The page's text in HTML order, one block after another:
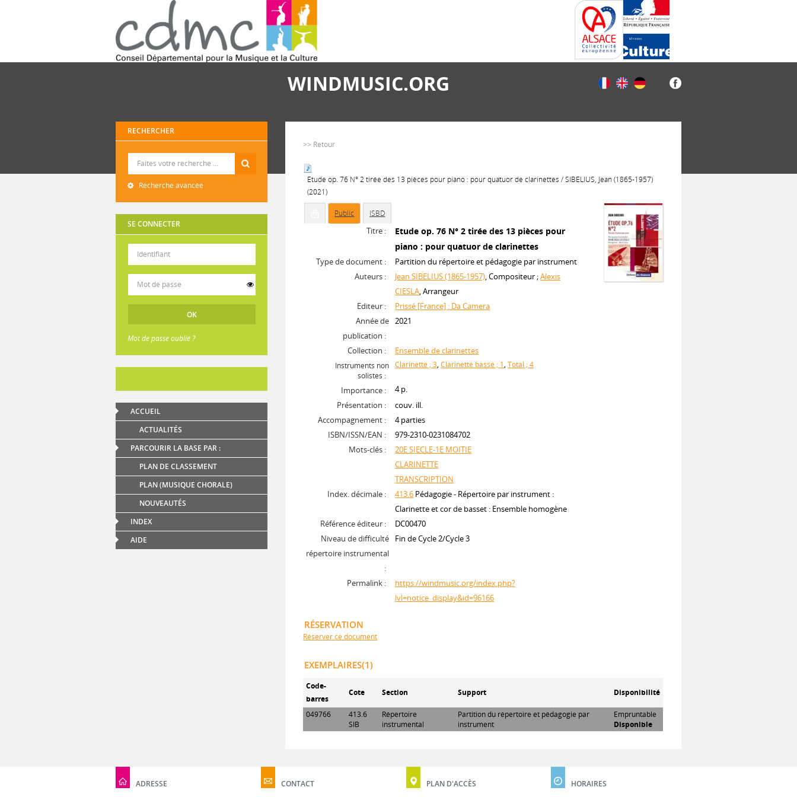
WINDMUSIC.ORG
RECHERCHER
Recherche avancée
SE CONNECTER
Mot de passe oublié ?
ACCUEIL
ACTUALITÉS
PARCOURIR LA BASE PAR :
PLAN DE CLASSEMENT
PLAN (MUSIQUE CHORALE)
NOUVEAUTÉS
INDEX
AIDE
>> Retour
Etude op. 76 N° 2 tirée des 13 pièces pour piano : pour quatuor de clarinettes / SIBELIUS, Jean (1865-1957)
(2021)
Public ISBD
Titre :
Etude op. 76 N° 2 tirée des 13 pièces pour
piano : pour quatuor de clarinettes
Type de document :
Partition du répertoire et pédagogie par instrument
Auteurs :
Jean SIBELIUS (1865-1957), Compositeur ;Alexis
CIESLA, Arrangeur
Editeur :
Prissé [France] : Da Camera
Année de
publication :
2021
Collection : Ensemble de clarinettes
Instruments non
solistes :
Clarinette ; 3,Clarinette basse ; 1,Total ; 4
Importance :
4 p.
Présentation :
couv. ill.
Accompagnement :
4 parties
ISBN/ISSN/EAN :
979-2310-0231084702
Mots-clés :
20E SIECLE-1E MOITIE
CLARINETTE
TRANSCRIPTION
Index. décimale :
413.6 Pédagogie - Répertoire par instrument :
Clarinette et cor de basset : Ensemble homogène
Référence éditeur :
DC00470
Niveau de difficulté
répertoire instrumental
:
Fin de Cycle 2/Cycle 3
Permalink :
https://windmusic.org/index.php?
lvl=notice_display&id=96166
RÉSERVATION
Réserver ce document
EXEMPLAIRES(1)
Code-
barres
Cote Section Support Disponibilité
049766
413.6
SIB
Répertoire
instrumental
Partition du répertoire et pédagogie par
instrument
Empruntable
Disponible
ADRESSE CONTACT PLAN D'ACCÈS HORAIRES